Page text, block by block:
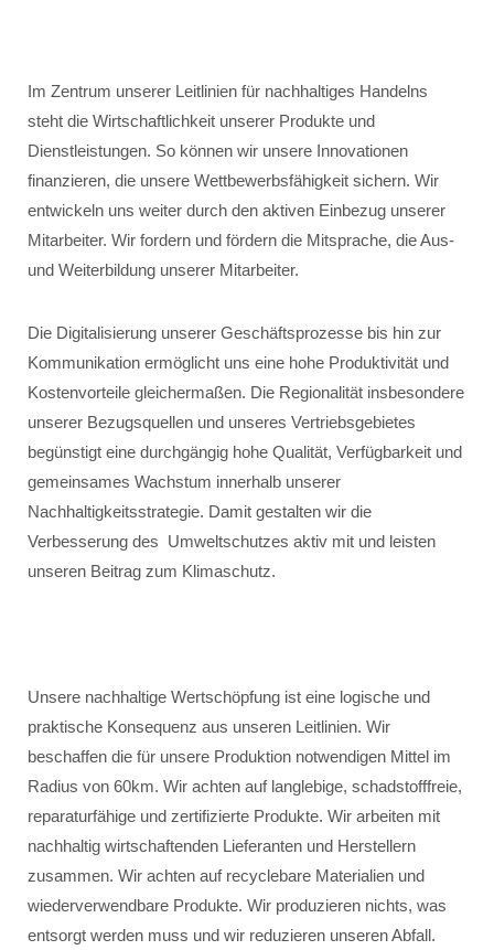
Im Zentrum unserer Leitlinien für nachhaltiges Handelns
steht die Wirtschaftlichkeit unserer Produkte und
Dienstleistungen. So können wir unsere Innovationen
finanzieren, die unsere Wettbewerbsfähigkeit sichern. Wir
entwickeln uns weiter durch den aktiven Einbezug unserer
Mitarbeiter. Wir fordern und fördern die Mitsprache, die Aus-
und Weiterbildung unserer Mitarbeiter.
Die Digitalisierung unserer Geschäftsprozesse bis hin zur
Kommunikation ermöglicht uns eine hohe Produktivität und
Kostenvorteile gleichermaßen. Die Regionalität insbesondere
unserer Bezugsquellen und unseres Vertriebsgebietes
begünstigt eine durchgängig hohe Qualität, Verfügbarkeit und
gemeinsames Wachstum innerhalb unserer
Nachhaltigkeitsstrategie. Damit gestalten wir die
Verbesserung des Umweltschutzes aktiv mit und leisten
unseren Beitrag zum Klimaschutz.
Unsere nachhaltige Wertschöpfung ist eine logische und
praktische Konsequenz aus unseren Leitlinien. Wir
beschaffen die für unsere Produktion notwendigen Mittel im
Radius von 60km. Wir achten auf langlebige, schadstofffreie,
reparaturfähige und zertifizierte Produkte. Wir arbeiten mit
nachhaltig wirtschaftenden Lieferanten und Herstellern
zusammen. Wir achten auf recyclebare Materialien und
wiederverwendbare Produkte. Wir produzieren nichts, was
entsorgt werden muss und wir reduzieren unseren Abfall.